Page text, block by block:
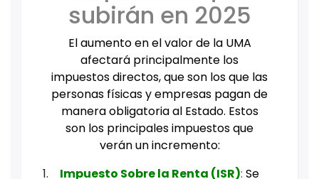
subirán en 2025
El aumento en el valor de la UMA
afectará principalmente los
impuestos directos, que son los que las
personas físicas y empresas pagan de
manera obligatoria al Estado. Estos
son los principales impuestos que
verán un incremento:
Impuesto Sobre la Renta (ISR): Se